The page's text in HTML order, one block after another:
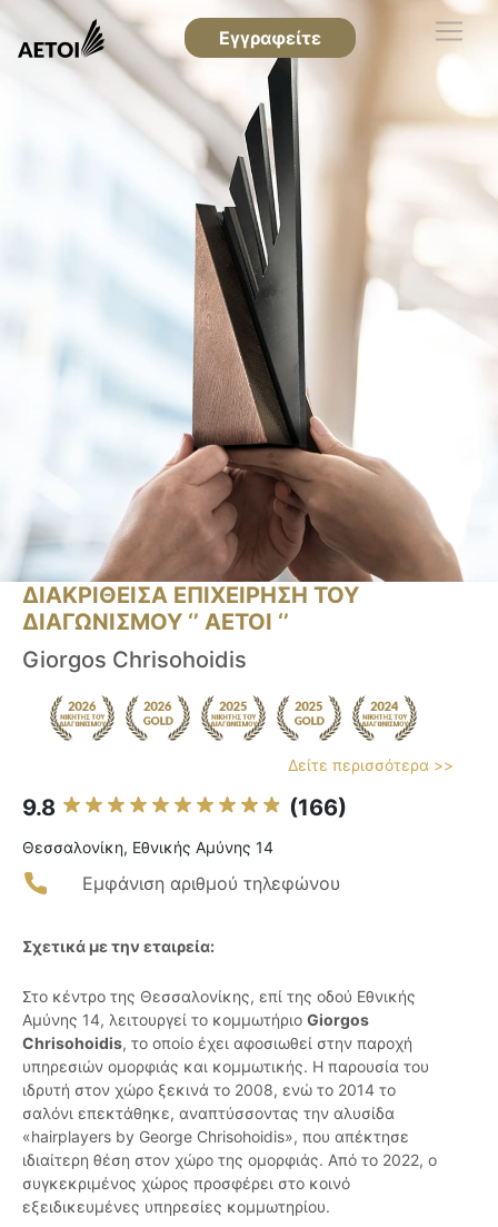
Εγγραφείτε
ΔΙΑΚΡΙΘΕΙΣΑ ΕΠΙΧΕΙΡΗΣΗ ΤΟΥ
ΔΙΑΓΩΝΙΣΜΟΥ ‘’ ΑΕΤΟΙ ‘’
Giorgos Chrisohoidis
Δείτε περισσότερα >>
9.8 (166)
Θεσσαλονίκη, Εθνικής Αμύνης 14
Εμφάνιση αριθμού τηλεφώνου
Σχετικά με την εταιρεία:
Στο κέντρο της Θεσσαλονίκης, επί της οδού Εθνικής
Αμύνης 14, λειτουργεί το κομμωτήριο Giorgos
Chrisohoidis, το οποίο έχει αφοσιωθεί στην παροχή
υπηρεσιών ομορφιάς και κομμωτικής. Η παρουσία του
ιδρυτή στον χώρο ξεκινά το 2008, ενώ το 2014 το
σαλόνι επεκτάθηκε, αναπτύσσοντας την αλυσίδα
«hairplayers by George Chrisohoidis», που απέκτησε
ιδιαίτερη θέση στον χώρο της ομορφιάς. Από το 2022, ο
συγκεκριμένος χώρος προσφέρει στο κοινό
εξειδικευμένες υπηρεσίες κομμωτηρίου.